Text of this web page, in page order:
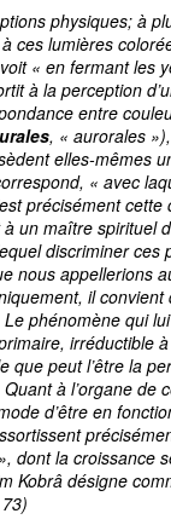
physiques; à
ces lumières
« en fermant les
à la perception
entre
, « aurorales
elles-mêmes
« avec
précisément
un maître spirituel
discriminer ces
nous appellerions
il convient
phénomène qui
irréductible
que peut l’être la
à l’organe de
d’être en
dont la croissance
Kobrâ désigne